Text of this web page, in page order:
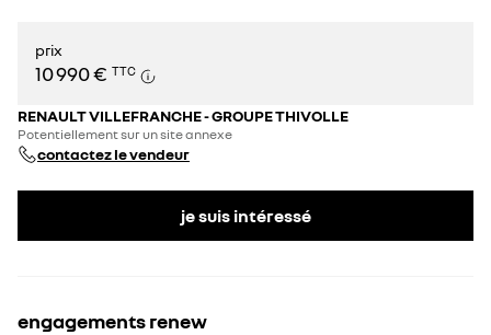
prix
10 990 € TTC
RENAULT VILLEFRANCHE - GROUPE THIVOLLE
Potentiellement sur un site annexe
contactez le vendeur
je suis intéressé
engagements renew